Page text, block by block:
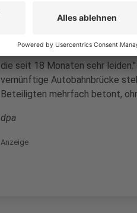
Prillwitz sagte, die Stadt habe
fühlten, wie sich auf Social-
die seit 18 Monaten sehr
vernünftige Autobahnbrücke
Beteiligten mehrfach betont,
dpa
Anzeige